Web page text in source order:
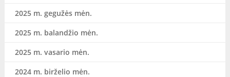
2025 m. gegužės mėn.
2025 m. balandžio mėn.
2025 m. vasario mėn.
2024 m. birželio mėn.